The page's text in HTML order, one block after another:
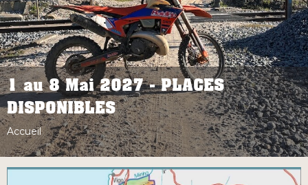
1 au 8 Mai 2027 - PLACES
DISPONIBLES
Accueil